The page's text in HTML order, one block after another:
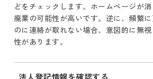
どをチェックします。ホームページが消
廃業の可能性が高いです。逆に、頻繁
のに連絡が取れない場合、意図的に無
性があります。
法人登記情報を確認する